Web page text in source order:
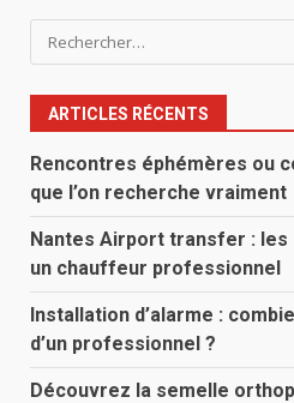
des
Rechercher :
ARTICLES RÉCENTS
Rencontres éphémères ou
que l’on recherche vraiment
Nantes Airport transfer :
un chauffeur professionnel
Installation d’alarme :
d’un professionnel ?
Découvrez la semelle